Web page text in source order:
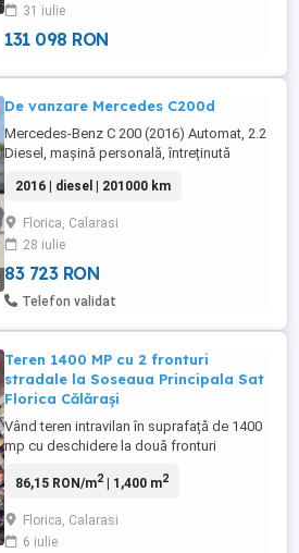
acces facil. Caracteristici: Suprafață: ...
31 iulie
131 098 RON
De vanzare Mercedes C200d
Mercedes-Benz C 200 (2016) Automat, 2.2
Diesel, mașină personală, întreținută
model elegant și fiabil, ideal atât pentru
oraș, cât și pentru drumuri lungi, care
oferă confortul și rafinamentul specific
Mercedes-Benz. Date tehnice: An
fabricație: 2016 Motorizare: ...
2016 | diesel | 201000 km
Florica, Calarasi
28 iulie
83 723 RON
Telefon validat
Teren 1400 MP cu 2 fronturi
stradale la Soseaua Principala Sat
Florica Călărași
Vând teren intravilan în suprafață de 1400
mp cu deschidere la două fronturi
Terenul este situat fix la Șoseaua
Călărași. Proprietatea se află la 35 de km
de Bucuresti. In apropiere se afla
86,15 RON/m2| 1,400 m2
Florica, Calarasi
6 iulie